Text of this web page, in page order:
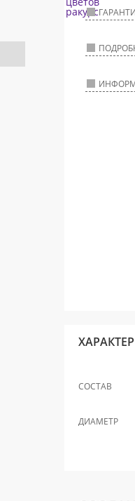
СОСТАВ
ДИАМЕТР